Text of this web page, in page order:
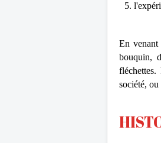
En
bouquin,
société,